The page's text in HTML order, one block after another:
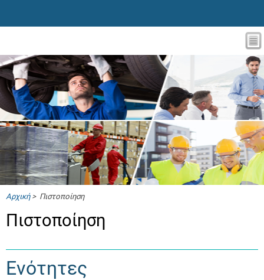
Αρχική> Πιστοποίηση
Πιστοποίηση
Ενότητες